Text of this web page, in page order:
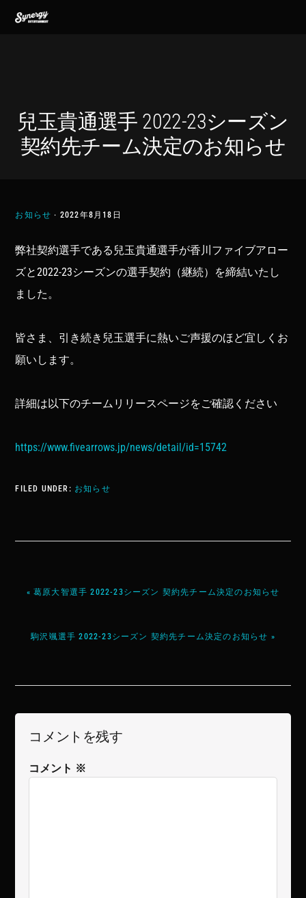
兒玉貴通選手 2022-23シーズン
契約先チーム決定のお知らせ
お知らせ · 2022年8月18日
弊社契約選手である兒玉貴通選手が香川ファイブアロー
ズと2022-23シーズンの選手契約（継続）を締結いたし
ました。
皆さま、引き続き兒玉選手に熱いご声援のほど宜しくお
願いします。
詳細は以下のチームリリースページをご確認ください
https://www.fivearrows.jp/news/detail/id=15742
FILED UNDER: お知らせ
« 葛原大智選手 2022-23シーズン 契約先チーム決定のお知らせ
駒沢颯選手 2022-23シーズン 契約先チーム決定のお知らせ »
コメントを残す
コメント ※